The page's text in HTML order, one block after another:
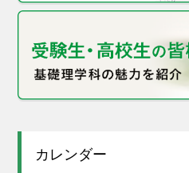
カレンダー